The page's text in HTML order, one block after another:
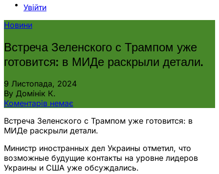
Увійти
Новини
Встреча Зеленского с Трампом уже
готовится: в МИДе раскрыли детали.
9 Листопада, 2024
By Домінік К.
Коментарів немає
Встреча Зеленского с Трампом уже готовится: в
МИДе раскрыли детали.
Министр иностранных дел Украины отметил, что
возможные будущие контакты на уровне лидеров
Украины и США уже обсуждались.